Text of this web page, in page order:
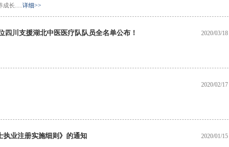
成长.....详细>>
四川支援湖北中医医疗队队员全名单公布！ 2020/03/18
2020/02/17
执业注册实施细则》的通知 2020/01/15